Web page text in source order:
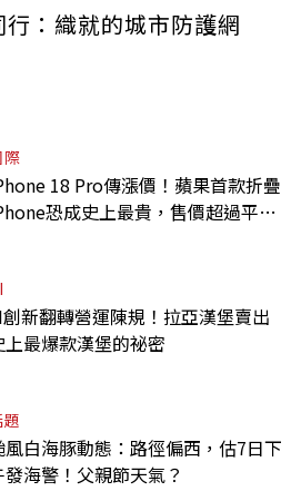
：織就的城市防護網
際
18 Pro傳漲價！蘋果首款折疊
恐成史上最貴，售價超過平均
新翻轉營運陳規！拉亞漢堡賣出
上最爆款漢堡的祕密
風白海豚動態：路徑偏西，估7日下
發海警！父親節天氣？